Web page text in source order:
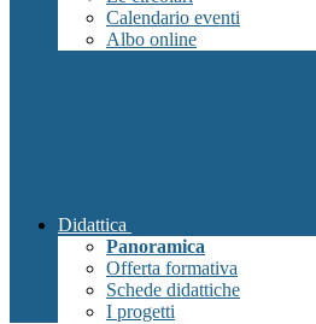
Calendario eventi
Albo online
Didattica
Panoramica
Offerta formativa
Schede didattiche
I progetti